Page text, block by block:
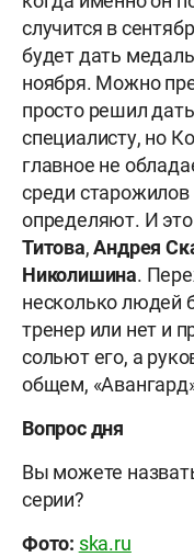
случится в
будет дать
ноября. Можно
просто решил
специалисту, но
главное не
среди
определяют. И это
Титова,Андрея
Николишина.
несколько людей
тренер или нет и
сольют его, а
общем,
Вопрос дня
Вы можете
серии?
Фото: ska.ru